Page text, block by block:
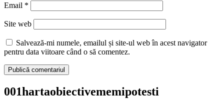
Email *
Site web
Salvează-mi numele, emailul și site-ul web în acest navigator
pentru data viitoare când o să comentez.
001hartaobiectivememipotesti